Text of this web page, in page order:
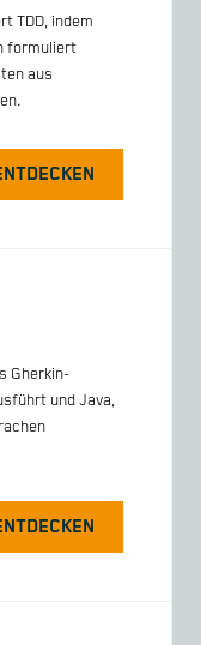
TDD, indem
formuliert
aus
Gherkin-
und Java,